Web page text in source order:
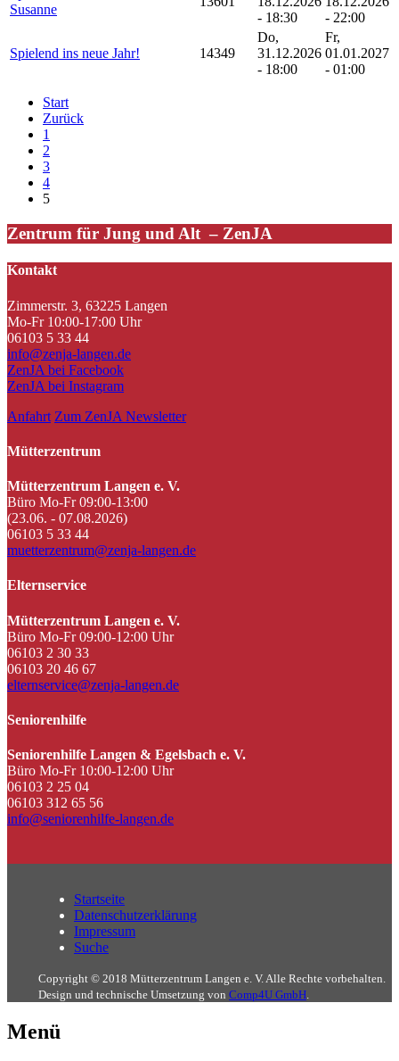
Susanne
- 18:30
- 22:00
Spielend ins neue Jahr! 14349
Do,
31.12.2026
- 18:00
Fr,
01.01.2027
- 01:00
Start
Zurück
1
2
3
4
5
Zentrum für Jung und Alt – ZenJA
Kontakt
Zimmerstr. 3, 63225 Langen
Mo-Fr 10:00-17:00 Uhr
06103 5 33 44
info@zenja-langen.de
ZenJA bei Facebook
ZenJA bei Instagram
Anfahrt Zum ZenJA Newsletter
Mütterzentrum
Mütterzentrum Langen e. V.
Büro Mo-Fr 09:00-13:00
(23.06. - 07.08.2026)
06103 5 33 44
muetterzentrum@zenja-langen.de
Elternservice
Mütterzentrum Langen e. V.
Büro Mo-Fr 09:00-12:00 Uhr
06103 2 30 33
06103 20 46 67
elternservice@zenja-langen.de
Seniorenhilfe
Seniorenhilfe Langen & Egelsbach e. V.
Büro Mo-Fr 10:00-12:00 Uhr
06103 2 25 04
06103 312 65 56
info@seniorenhilfe-langen.de
Startseite
Datenschutzerklärung
Impressum
Suche
Copyright © 2018 Mütterzentrum Langen e. V. Alle Rechte vorbehalten.
Design und technische Umsetzung von Comp4U GmbH.
Menü